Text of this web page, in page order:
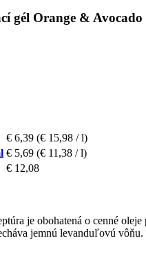
gél Orange &
€ 6,39 (€ 15,98 / l)
€ 5,69 (€ 11,38 / l)
€ 12,08
je obohatená o cenné
jemnú levanduľovú vôňu.